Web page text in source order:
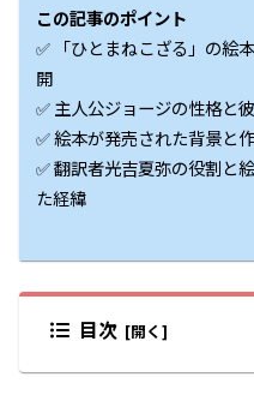
この記事のポイント
✅ 「ひとまねこざる」の絵
開
✅ 主人公ジョージの性格と
✅ 絵本が発売された背景と
✅ 翻訳者光吉夏弥の役割と
た経緯
目次